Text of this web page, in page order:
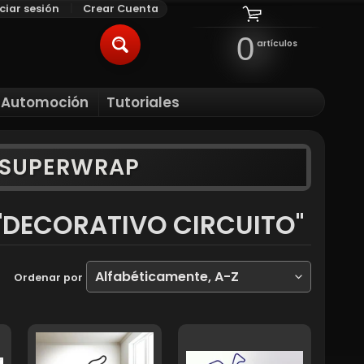
sesión Crear Cuenta
0 artículos
MENU Tutoriales
CIRCUITO"
Ordenar por